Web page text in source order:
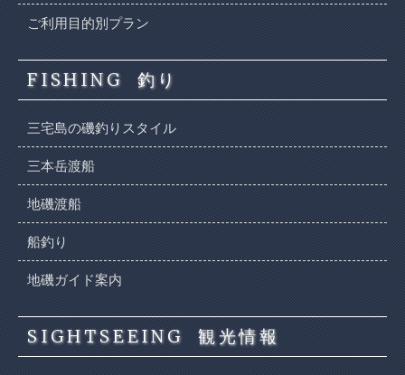
ご利用目的別プラン
FISHING 釣り
三宅島の磯釣りスタイル
三本岳渡船
地磯渡船
船釣り
地磯ガイド案内
SIGHTSEEING 観光情報